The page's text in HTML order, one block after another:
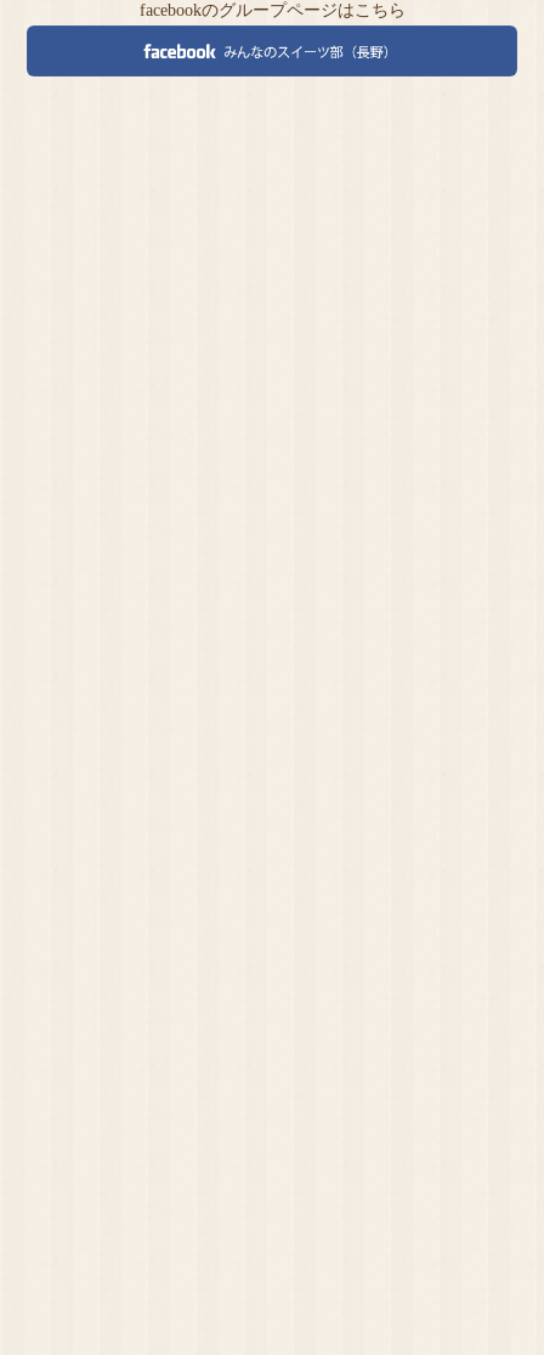
facebookのグループページはこちら